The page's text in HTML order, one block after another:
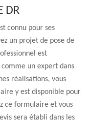
DR
connu pour ses
un projet de pose de
est
un expert dans
réalisations, vous
y est disponible pour
ce formulaire et vous
sera établi dans les